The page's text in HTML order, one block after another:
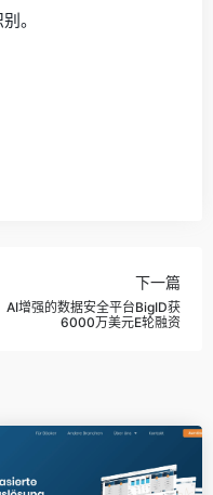
。
下一篇
AI增强的数据安全平台BigID获
6000万美元E轮融资